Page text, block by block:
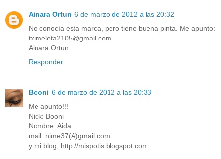
Ainara Ortun 6 de marzo de 2012 a las 20:32
No conocía esta marca, pero tiene buena pinta. Me apunto:
tximeleta2105@gmail.com
Ainara Ortun
Responder
Booni 6 de marzo de 2012 a las 20:33
Me apunto!!!
Nick: Booni
Nombre: Aida
mail: nime37(A)gmail.com
y mi blog, http://mispotis.blogspot.com